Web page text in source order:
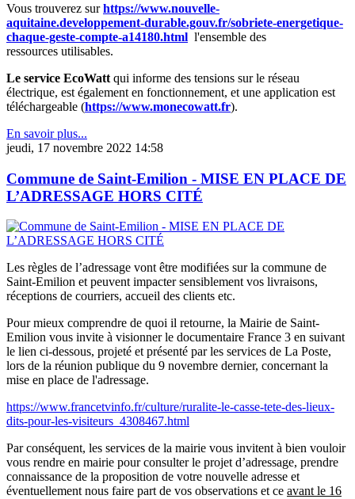
Vous trouverez surhttps://www.nouvelle-
aquitaine.developpement-durable.gouv.fr/sobriete-energetique-
chaque-geste-compte-a14180.html l'ensemble des
ressources utilisables.
Le service EcoWatt qui informe des tensions sur le réseau
électrique, est également en fonctionnement, et une application est
téléchargeable (https://www.monecowatt.fr).
En savoir plus...
jeudi, 17 novembre 2022 14:58
Commune de Saint-Emilion - MISE EN PLACE DE
L’ADRESSAGE HORS CITÉ
Les règles de l’adressage vont être modifiées sur la commune de
Saint-Emilion et peuvent impacter sensiblement vos livraisons,
réceptions de courriers, accueil des clients etc.
Pour mieux comprendre de quoi il retourne, la Mairie de Saint-
Emilion vous invite à visionner le documentaire France 3 en suivant
le lien ci-dessous, projeté et présenté par les services de La Poste,
lors de la réunion publique du 9 novembre dernier, concernant la
mise en place de l'adressage.
https://www.francetvinfo.fr/culture/ruralite-le-casse-tete-des-lieux-
dits-pour-les-visiteurs_4308467.html
Par conséquent, les services de la mairie vous invitent à bien vouloir
vous rendre en mairie pour consulter le projet d’adressage, prendre
connaissance de la proposition de votre nouvelle adresse et
éventuellement nous faire part de vos observations et ce avant le 16